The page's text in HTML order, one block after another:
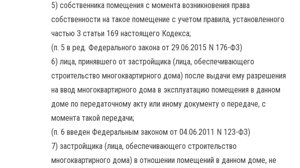
5) собственника помещения с момента возникновения права
собственности на такое помещение с учетом правила, установленного
частью 3 статьи 169 настоящего Кодекса;
(п. 5 в ред. Федерального закона от 29.06.2015 N 176-ФЗ)
6) лица, принявшего от застройщика (лица, обеспечивающего
строительство многоквартирного дома) после выдачи ему разрешения
на ввод многоквартирного дома в эксплуатацию помещения в данном
доме по передаточному акту или иному документу о передаче, с
момента такой передачи;
(п. 6 введен Федеральным законом от 04.06.2011 N 123-ФЗ)
7) застройщика (лица, обеспечивающего строительство
многоквартирного дома) в отношении помещений в данном доме, не